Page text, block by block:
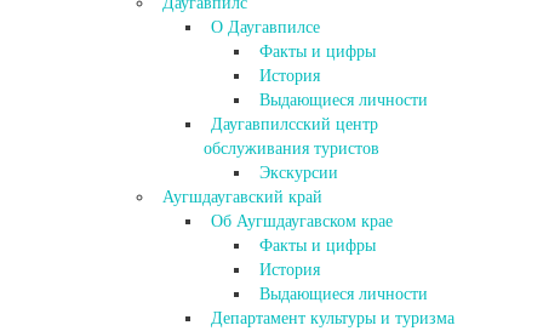
О Даугавпилсе
Факты и цифры
История
Выдающиеся личности
Даугавпилсский центр
обслуживания туристов
Экскурсии
Аугшдаугавский край
Об Аугшдаугавском крае
Факты и цифры
История
Выдающиеся личности
Департамент культуры и туризма